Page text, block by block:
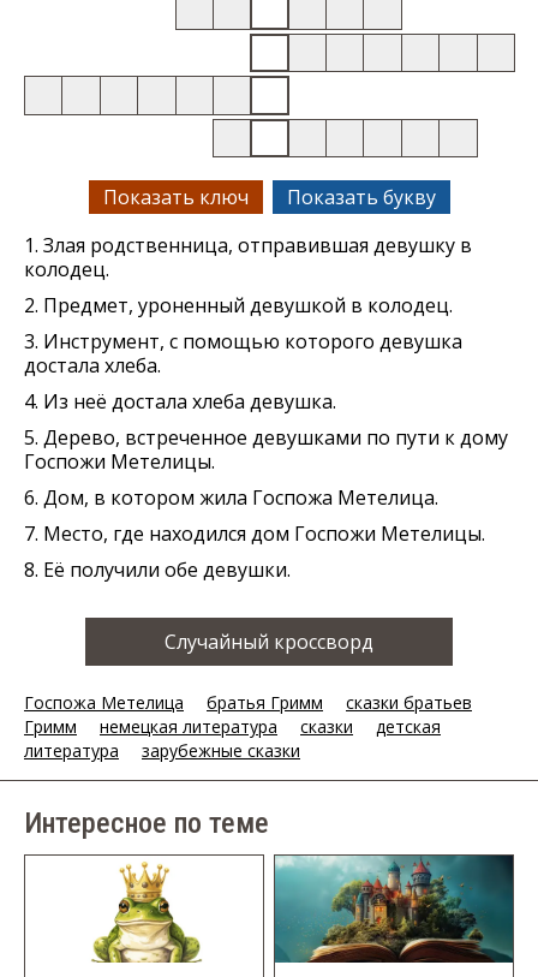
Показать ключ
Показать букву
1. Злая родственница, отправившая девушку в
колодец.
2. Предмет, уроненный девушкой в колодец.
3. Инструмент, с помощью которого девушка
достала хлеба.
4. Из неё достала хлеба девушка.
5. Дерево, встреченное девушками по пути к дому
Госпожи Метелицы.
6. Дом, в котором жила Госпожа Метелица.
7. Место, где находился дом Госпожи Метелицы.
8. Её получили обе девушки.
Случайный кроссворд
Госпожа Метелица братья Гримм
сказки братьев
Гримм
немецкая литература сказки
детская
литература
зарубежные сказки
Интересное по теме